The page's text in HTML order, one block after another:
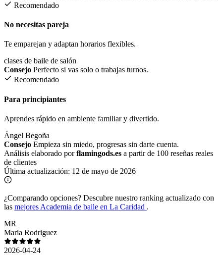
Recomendado
No necesitas pareja
Te emparejan y adaptan horarios flexibles.
clases de baile de salón
Consejo Perfecto si vas solo o trabajas turnos.
Recomendado
Para principiantes
Aprendes rápido en ambiente familiar y divertido.
Ángel Begoña
Consejo Empieza sin miedo, progresas sin darte cuenta.
Análisis elaborado porflamingods.es a partir de 100 reseñas reales
de clientes
Última actualización: 12 de mayo de 2026
¿Comparando opciones? Descubre nuestro ranking actualizado con
las mejores Academia de baile en La Caridad .
MR
Maria Rodriguez
2026-04-24